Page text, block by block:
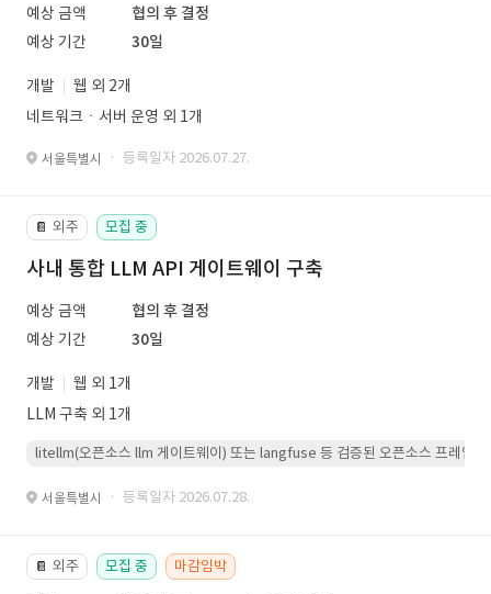
예상 금액
협의 후 결정
예상 기간
30일
개발
웹 외 2개
네트워크ㆍ서버 운영 외 1개
서울특별시 · 등록일자 2026.07.27.
📔 외주 모집 중
사내 통합 LLM API 게이트웨이 구축
예상 금액
협의 후 결정
예상 기간
30일
개발
웹 외 1개
LLM 구축 외 1개
litellm(오픈소스 llm 게이트웨이) 또는 langfuse 등 검증된 오픈소스 프레임워
서울특별시 · 등록일자 2026.07.28.
📔 외주 모집 중 마감임박